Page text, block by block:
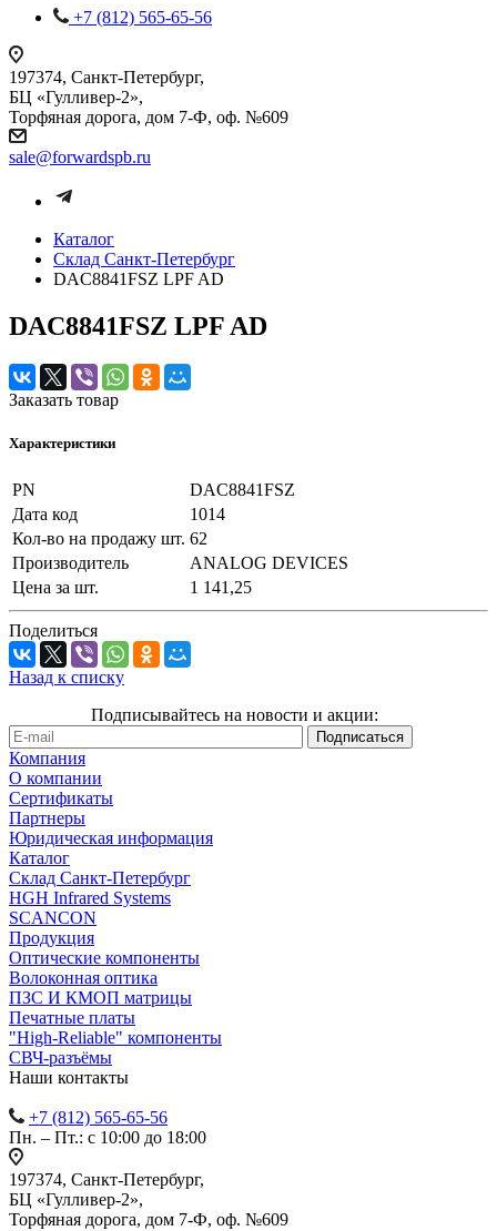
+7 (812) 565-65-56
197374, Санкт-Петербург,
БЦ «Гулливер-2»,
Торфяная дорога, дом 7-Ф, оф. №609
sale@forwardspb.ru
Каталог
Cклад Санкт-Петербург
DAC8841FSZ LPF AD
DAC8841FSZ LPF AD
Заказать товар
Характеристики
PN
DAC8841FSZ
Дата код
1014
Кол-во на продажу шт. 62
Производитель
ANALOG DEVICES
Цена за шт.
1 141,25
Поделиться
Назад к списку
Подписывайтесь на новости и акции:
Компания
О компании
Сертификаты
Партнеры
Юридическая информация
Каталог
Cклад Санкт-Петербург
HGH Infrared Systems
SCANCON
Продукция
Оптические компоненты
Волоконная оптика
ПЗС И КМОП матрицы
Печатные платы
"High-Reliable" компоненты
СВЧ-разъёмы
Наши контакты
+7 (812) 565-65-56
Пн. – Пт.: с 10:00 до 18:00
197374, Санкт-Петербург,
БЦ «Гулливер-2»,
Торфяная дорога, дом 7-Ф, оф. №609